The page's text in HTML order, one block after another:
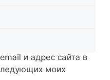
и адрес сайта в
моих